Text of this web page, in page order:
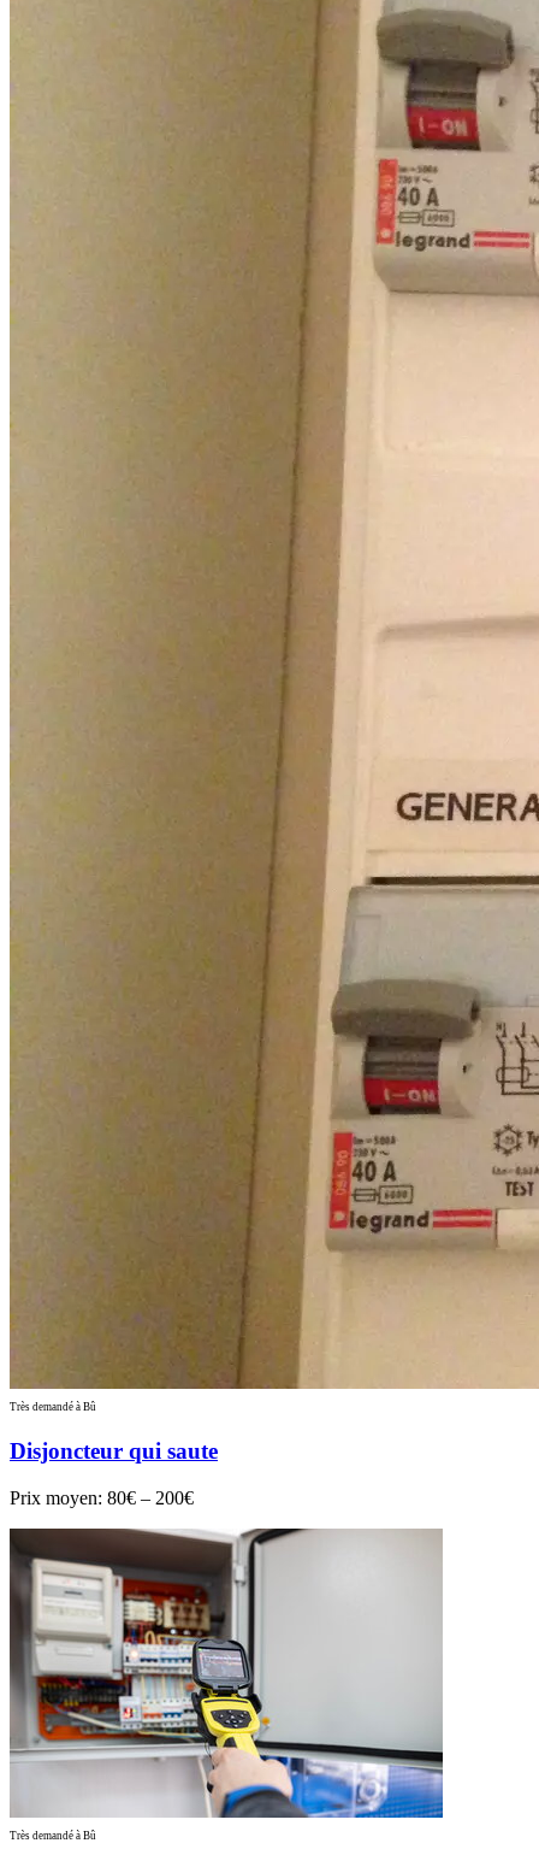
Très demandé à Bû
Disjoncteur qui saute
Prix moyen: 80€ – 200€
Très demandé à Bû